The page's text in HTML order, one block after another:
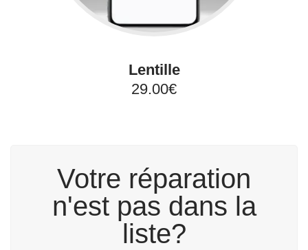
Lentille
29.00€
Votre réparation
n'est pas dans la
liste?